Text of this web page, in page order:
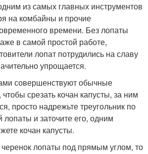
из самых главных инструментов
на комбайны и прочие
времени. Без лопаты
в самой простой работе,
лопат потрудились на славу
упрощается.
совершенствуют обычные
срезать кочан капусты, за ним
просто надрежьте треугольник по
лопаты и заточите его, одним
кочан капусты.
лопаты под прямым углом, то